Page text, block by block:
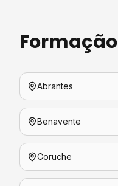
Formação
Abrantes
Benavente
Coruche